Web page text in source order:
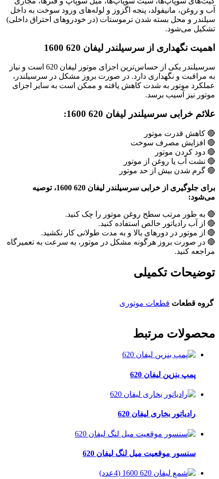
آب و روغن، مانیفولد، پنجه اگزوز و لوله‌های ورود سوخت به داخل
سیلندر و محل بسته شدن ترموستات (در خودروهای احتراق داخلی)
تشکیل می‌شود.
اهمیت نگهداری از سرسیلندر لیفان 620 1600
سرسیلندر یکی از حساس‌ترین اجزای موتور لیفان 620 است و نیاز
به مراقبت و نگهداری دارد. در صورت بروز مشکل در سرسیلندر،
عملکرد موتور به شدت کاهش یافته و ممکن است به سایر اجزای
موتور نیز آسیب برسد.
علائم خرابی سرسیلندر لیفان 620 1600:
🔴 کاهش قدرت موتور
🔴 افزایش مصرف سوخت
🔴 دود کردن موتور
🔴 نشت آب یا روغن از موتور
🔴 گرم شدن بیش از حد موتور
برای جلوگیری از خرابی سرسیلندر لیفان 620 1600، توصیه
می‌شود:
🔴 به طور مرتب سطح روغن موتور را چک کنید.
🔴 از آب رادیاتور خالص استفاده کنید.
🔴 از موتور در دورهای بالا و به مدت طولانی کار نکشید.
🔴 در صورت بروز هرگونه مشکل در موتور، به سرعت به تعمیرگاه
مراجعه کنید.
توضیحات تکمیلی
گروه قطعات قطعات موتوری
محصولات مرتبط
پمپ بنزین لیفان 620
رادیاتور بخاری لیفان 620
سنسور موقعیت میل لنگ لیفان 620